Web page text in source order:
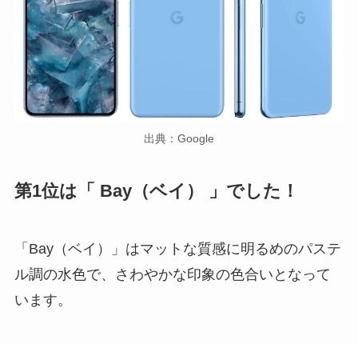
出典：Google
第1位は「 Bay（ベイ） 」でした！
「Bay（ベイ）」はマットな質感に明るめのパステ
ル調の水色で、さわやかな印象の色合いとなって
います。